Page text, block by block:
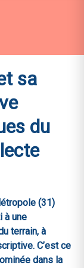
sa
du
(31)
à une
terrain, à
C’est ce
dans la